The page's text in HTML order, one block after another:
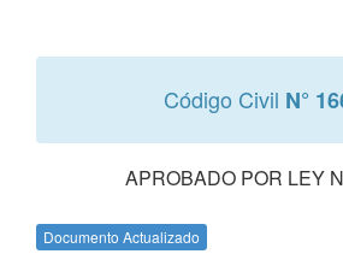
Código Civil N°
APROBADO POR LEY
Documento Actualizado